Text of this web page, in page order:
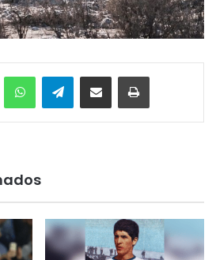
WhatsAppTelegramEnviar vía email Imprimir